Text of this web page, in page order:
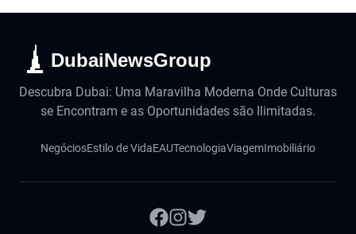
DubaiNewsGroup
Descubra Dubai: Uma Maravilha Moderna Onde Culturas
se Encontram e as Oportunidades são Ilimitadas.
NegóciosEstilo de VidaEAUTecnologiaViagemImobiliário